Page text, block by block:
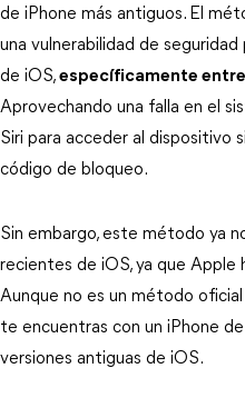
de iPhone más antiguos. El
una vulnerabilidad de
de iOS, específicamente entre
Aprovechando una falla en el
Siri para acceder al dispositivo
código de bloqueo.
Sin embargo, este método ya
recientes de iOS, ya que Apple
Aunque no es un método
te encuentras con un iPhone
versiones antiguas de iOS.